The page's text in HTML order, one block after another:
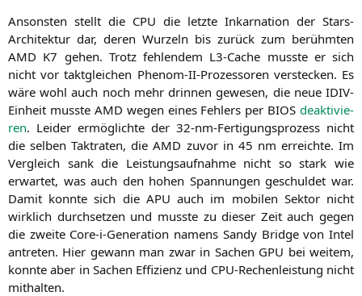
Ansons­ten stellt die CPU die letz­te Inkar­na­ti­on der Stars-
Archi­tek­tur dar, deren Wur­zeln bis zurück zum berühm­ten
AMD K7 gehen. Trotz feh­len­dem L3-Cache muss­te er sich
nicht vor takt­glei­chen Phe­nom-II-Pro­zes­so­ren ver­ste­cken. Es
wäre wohl auch noch mehr drin­nen gewe­sen, die neue IDIV-
Ein­heit muss­te AMD wegen eines Feh­lers per BIOS deak­ti­vie­
ren. Lei­der ermög­lich­te der 32-nm-Fer­ti­gungs­pro­zess nicht
die sel­ben Takt­ra­ten, dieAMD zuvor in 45 nm erreich­te. Im
Ver­gleich sank die Leis­tungs­auf­nah­me nicht so stark wie
erwar­tet, was auch den hohen Span­nun­gen geschul­det war.
Damit konn­te sich die APU auch im mobi­len Sek­tor nicht
wirk­lich durch­set­zen und muss­te zu die­ser Zeit auch gegen
die zwei­te Core-i-Gene­ra­ti­on namens San­dy Bridge von Intel
antre­ten. Hier gewann man zwar in Sachen GPU bei wei­tem,
konn­te aber in Sachen Effi­zi­enz und CPU-Rechen­leis­tung nicht
mithalten.